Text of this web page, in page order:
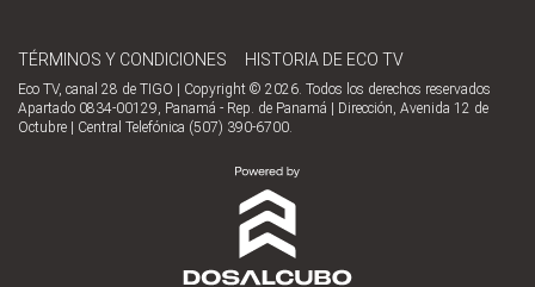
TÉRMINOS Y CONDICIONES HISTORIA DE ECO TV
Eco TV, canal 28 de TIGO | Copyright © 2026. Todos los derechos reservados
Apartado 0834-00129, Panamá - Rep. de Panamá | Dirección, Avenida 12 de
Octubre | Central Telefónica (507) 390-6700.